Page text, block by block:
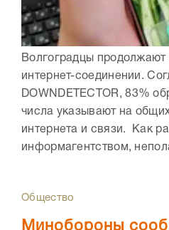
Волгоградцы продолжают
интернет-соединении.
DOWNDETECTOR, 83%
числа указывают на
интернета и связи. Как
информагентством,
Общество
Минобороны